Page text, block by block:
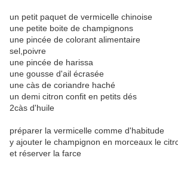
un petit paquet de vermicelle chinoise
une petite boite de champignons
une pincée de colorant alimentaire
sel,poivre
une pincée de harissa
une gousse d'ail écrasée
une càs de coriandre haché
un demi citron confit en petits dés
2càs d'huile
préparer la vermicelle comme d'habitude
y ajouter le champignon en morceaux le
et réserver la farce